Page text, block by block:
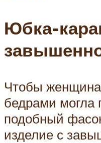
Юбка-
Чтобы
бедрами могла
подобный
изделие с